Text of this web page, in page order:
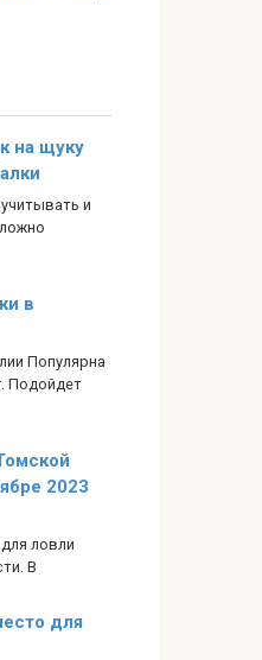
на щуку
и
в
Популярна
Подойдет
2023
ловли
В
для